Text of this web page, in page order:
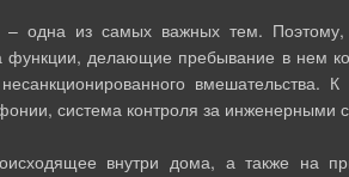
из самых важных тем. Поэтому,
функции, делающие пребывание в нем
вмешательства.
система контроля за инженерными
внутри дома, а также на